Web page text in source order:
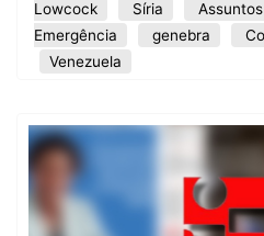
Lowcock
Síria
Emergência
genebra
Venezuela